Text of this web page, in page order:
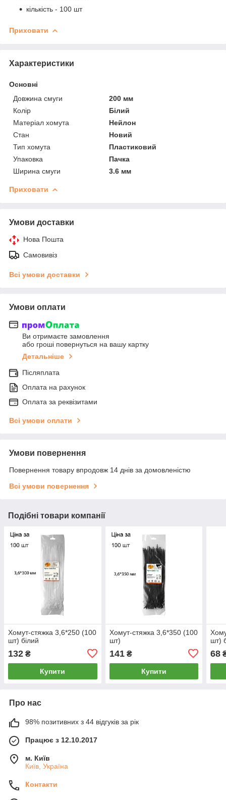
кількість - 100 шт
Приховати
Характеристики
Основні
Довжина смуги
200 мм
Колір
Білий
Матеріал хомута
Нейлон
Стан
Новий
Тип хомута
Пластиковий
Упаковка
Пачка
Ширина смуги
3.6 мм
Приховати
Умови доставки
Нова Пошта
Самовивіз
Всі умови доставки
Умови оплати
Ви отримаєте замовлення
або гроші повернуться на вашу картку
Детальніше
Післяплата
Оплата на рахунок
Оплата за реквізитами
Всі умови оплати
Умови повернення
Повернення товару впродовж 14 днів за домовленістю
Всі умови повернення
Подібні товари компанії
Хомут-стяжка 3,6*250 (100
шт) білий
132 ₴
Купити
Хомут-стяжка 3,6*350 (100
шт)
141₴
Купити
шт)
68
Про нас
98% позитивних з 44 відгуків за рік
Працює з 12.10.2017
м. Київ
Київ, Україна
Контакти